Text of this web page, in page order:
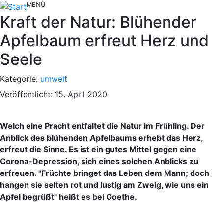
MENÜ
Kraft der Natur: Blühender
Apfelbaum erfreut Herz und
Seele
Kategorie: umwelt
Veröffentlicht: 15. April 2020
Welch eine Pracht entfaltet die Natur im Frühling. Der
Anblick des blühenden Apfelbaums erhebt das Herz,
erfreut die Sinne. Es ist ein gutes Mittel gegen eine
Corona-Depression, sich eines solchen Anblicks zu
erfreuen. "Früchte bringet das Leben dem Mann; doch
hangen sie selten rot und lustig am Zweig, wie uns ein
Apfel begrüßt" heißt es bei Goethe.